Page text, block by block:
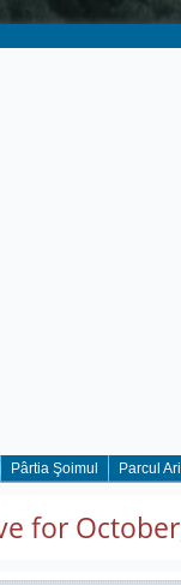
Pârtia Şoimul Parcul
for